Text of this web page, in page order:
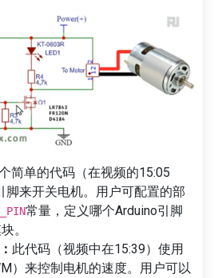
简单的代码（在视频的15:05
脚来开关电机。用户可配置的部
常量，定义哪个Arduino引脚
。
此代码（视频中在15:39）使用
）来控制电机的速度。用户可以